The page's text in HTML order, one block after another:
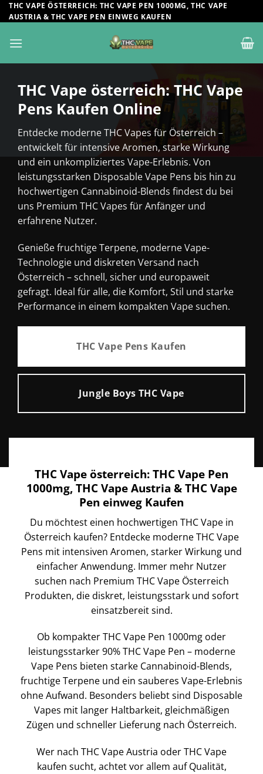
Zum
Inhalt
THC VAPE ÖSTERREICH: THC VAPE PEN 1000MG, THC VAPE
AUSTRIA & THC VAPE PEN EINWEG KAUFEN
THC Vape österreich: THC Vape
Pens Kaufen Online
Entdecke moderne THC Vapes für Österreich –
entwickelt für intensive Aromen, starke Wirkung
und ein unkompliziertes Vape-Erlebnis. Von
leistungsstarken Disposable Vape Pens bis hin zu
hochwertigen Cannabinoid-Blends findest du bei
uns Premium THC Vapes für Anfänger und
erfahrene Nutzer.
Genieße fruchtige Terpene, moderne Vape-
Technologie und diskreten Versand nach
Österreich – schnell, sicher und europaweit
gefragt. Ideal für alle, die Komfort, Stil und starke
Performance in einem kompakten Vape suchen.
THC Vape Pens Kaufen
Jungle Boys THC Vape
THC Vape österreich: THC Vape Pen
1000mg, THC Vape Austria & THC Vape
Pen einweg Kaufen
Du möchtest einen hochwertigen THC Vape in
Österreich kaufen? Entdecke moderne THC Vape
Pens mit intensiven Aromen, starker Wirkung und
einfacher Anwendung. Immer mehr Nutzer
suchen nach Premium THC Vape Österreich
Produkten, die diskret, leistungsstark und sofort
einsatzbereit sind.
Ob kompakter THC Vape Pen 1000mg oder
leistungsstarker 90% THC Vape Pen – moderne
Vape Pens bieten starke Cannabinoid-Blends,
fruchtige Terpene und ein sauberes Vape-Erlebnis
ohne Aufwand. Besonders beliebt sind Disposable
Vapes mit langer Haltbarkeit, gleichmäßigen
Zügen und schneller Lieferung nach Österreich.
Wer nach THC Vape Austria oder THC Vape
kaufen sucht, achtet vor allem auf Qualität,